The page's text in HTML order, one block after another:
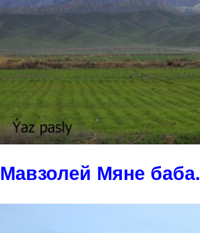
Мавзолей Мяне баба.